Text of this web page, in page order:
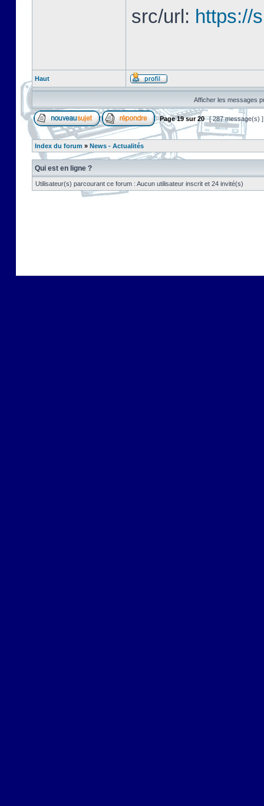
src/url: https://
Haut
Afficher les messages
Page19sur20 [ 287 message(s)
Index du forum » News - Actualités
Qui est en ligne ?
Utilisateur(s) parcourant ce forum : Aucun utilisateur inscrit et 24 invité(s)